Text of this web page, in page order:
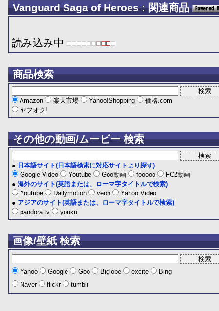
Vanguard Saga of Heroes : 関連商品
読み込み中
商品検索
Amazon 楽天市場 Yahoo!Shopping
価格.com
ヤフオク!
その他の動画/ムービー 検索
● 日本語サイト(日本語検索に対応サイトより探す)
Google Video
Youtube Goo動画 fooooo
FC2動画
● 海外のサイト(英語または、ローマ字タイトルで検索)
Youtube
Dailymotion veoh
Yahoo Video
● アジアのサイト(英語または、ローマ字タイトルで検索)
pandora.tv
youku
画像/壁紙 検索
Yahoo Google Goo Biglobe excite
Bing
Naver
flickr tumblr